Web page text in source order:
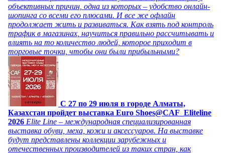
объективных причин, одна из которых – удобство онлайн-
шопинга со всеми его плюсами. И все же офлайн
продолжает жить и развиваться. Как взять под контроль
трафик в магазинах, научиться правильно рассчитывать и
влиять на то количество людей, которое приходит в
торговые точки, чтобы они были прибыльными?
C 27 по 29 июля в городе Алматы,
Казахстан пройдет выставка Euro Shoes@CAF_Eliteline
2026 Elite Line – международная специализированная
выставка обуви, меха, кожи и аксессуаров. На выставке
будут представлены коллекции зарубежных и
отечественных производителей из таких стран, как